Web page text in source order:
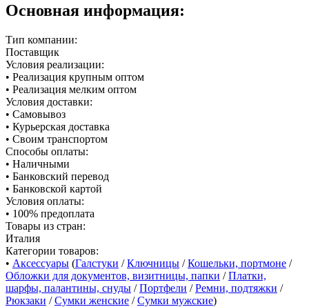
Основная информация:
Тип компании:
Поставщик
Условия реализации:
• Реализация крупным оптом
• Реализация мелким оптом
Условия доставки:
• Самовывоз
• Курьерская доставка
• Своим транспортом
Способы оплаты:
• Наличными
• Банковский перевод
• Банковской картой
Условия оплаты:
• 100% предоплата
Товары из стран:
Италия
Категории товаров:
• Аксессуары (Галстуки /Ключницы /Кошельки, портмоне /
Обложки для документов, визитницы, папки /Платки,
шарфы, палантины, снуды /Портфели /Ремни, подтяжки /
Рюкзаки /Сумки женские /Сумки мужские)